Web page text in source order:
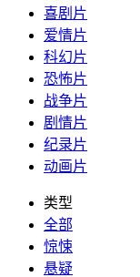
喜剧片
爱情片
科幻片
恐怖片
战争片
剧情片
纪录片
动画片
类型
全部
惊悚
悬疑